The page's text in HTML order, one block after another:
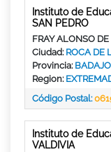
Instituto de
SAN PEDRO
FRAY ALONSO
Ciudad: ROCA DE
Provincia:
Region:
Código Postal:
Instituto de
VALDIVIA